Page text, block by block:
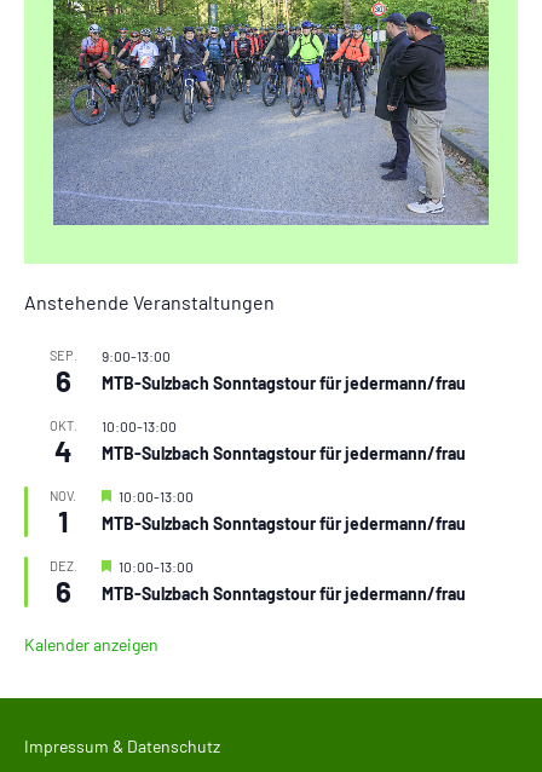
Anstehende Veranstaltungen
SEP.
6
9:00-13:00
MTB-Sulzbach Sonntagstour für jedermann/frau
OKT.
4
10:00-13:00
MTB-Sulzbach Sonntagstour für jedermann/frau
NOV.
1
Hervorgehoben
10:00-13:00
MTB-Sulzbach Sonntagstour für jedermann/frau
DEZ.
6
Hervorgehoben
10:00-13:00
MTB-Sulzbach Sonntagstour für jedermann/frau
Kalender anzeigen
Impressum & Datenschutz